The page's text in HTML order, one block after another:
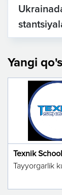
Yangi
Texnik
Tayyorgarlik